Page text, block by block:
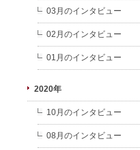
03月のインタビュー
02月のインタビュー
01月のインタビュー
2020年
10月のインタビュー
08月のインタビュー